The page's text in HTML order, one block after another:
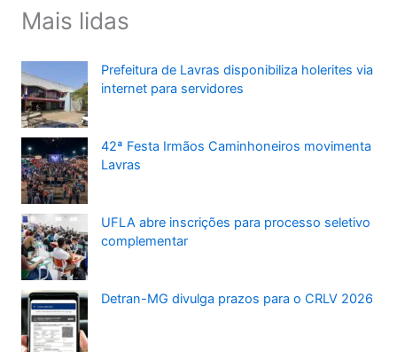
Mais lidas
Prefeitura de Lavras disponibiliza holerites via
internet para servidores
42ª Festa Irmãos Caminhoneiros movimenta
Lavras
UFLA abre inscrições para processo seletivo
complementar
Detran-MG divulga prazos para o CRLV 2026